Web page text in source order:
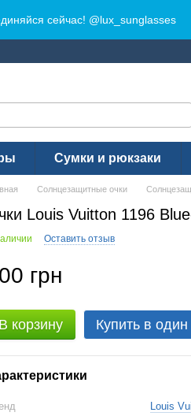
сейчас! @lux_sunglasses
Сумки и рюкзаки
Солнцезащитные очки
Louis Vuitton 1196
Оставить отзыв
грн
В корзину Купить в один
Louis